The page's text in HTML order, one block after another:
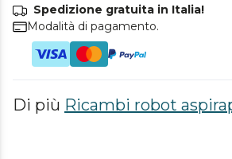
Spedizione gratuita in Italia!
Modalità di pagamento.
Di più Ricambi robot